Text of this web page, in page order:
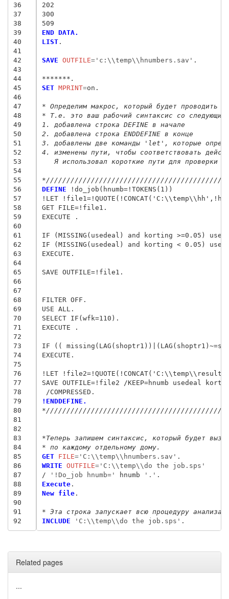
36
37
38
39
40
41
42
43
44
45
46
47
48
49
50
51
52
53
54
55
56
57
58
59
60
61
62
63
64
65
66
67
68
69
70
71
72
73
74
75
76
77
78
79
80
81
82
83
84
85
86
87
88
89
90
91
92
202
300
509
END DATA.
LIST.
SAVE OUTFILE='c:\\temp\\hnumbers.sav' .
*******.
SET MPRINT=on.
* Определим макрос, который будет проводить
* Т.е. это ваш рабочий синтаксис со
1. добавлена строка DEFINE в начале
2. добавлена строка ENDDEFINE в конце
3. добавлены две команды 'let', которые
4. изменены пути, чтобы соответствовать
Я использовал короткие пути для проверки
DEFINE !do_job(hnumb=!TOKENS(1))
!LET
GET FILE=!file1.
EXECUTE .
IF (MISSING(usedeal) and korting >=0.05)
IF (MISSING(usedeal) and korting < 0.05)
EXECUTE.
SAVE OUTFILE=!file1.
FILTER OFF.
USE ALL.
SELECT IF(wfk=110).
EXECUTE .
IF ((
EXECUTE.
!LET
SAVE OUTFILE=!file2 /KEEP=hnumb usedeal
!ENDDEFINE.
*Теперь запишем синтаксис, который будет
* по каждому отдельному дому.
GET FILE='C:\\temp\\hnumbers.sav'
WRITE OUTFILE='C:\\temp\\do the job.sps'
/
'!Do_job hnumb=' hnumb '.'
Execute
New file.
* Эта строка запускает всю процедуру анализа.
INCLUDE 'C:\\temp\\do the job.sps'
Related pages
...